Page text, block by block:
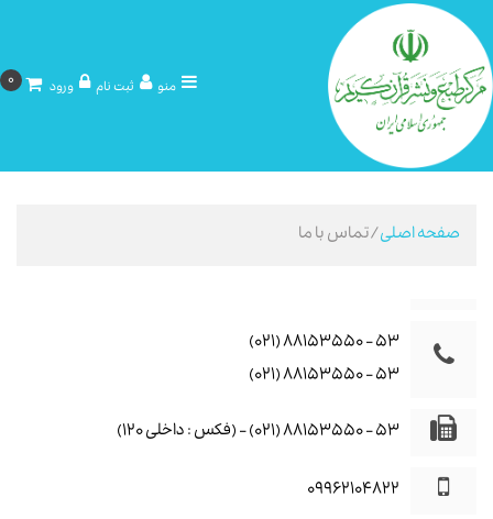
0 ورود ثبت نام منو
صفحه اصلی/تماس با ما
۵۳ - ۸۸۱۵۳۵۵۰ (۰۲۱)
۵۳ - ۸۸۱۵۳۵۵۰ (۰۲۱)
۵۳ - ۸۸۱۵۳۵۵۰ (۰۲۱) - (فکس : داخلی ۱۲۰)
09962104822